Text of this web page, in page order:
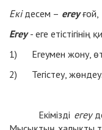
Екідесем – егеуғой,
Егеу- еге етістігінің
1) Егеумен жону,
2) Тегістеу, жөндеу.
Екімізді егеу